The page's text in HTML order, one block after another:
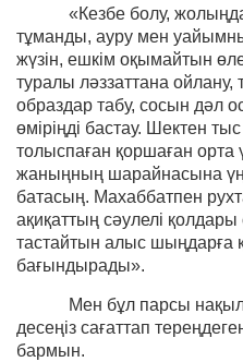
«Кезбе болу,
тұманды, ауру мен
жүзін, ешкім оқымайтын
туралы ләззаттана ойлану,
образдар табу, сосын дәл
өміріңді бастау. Шектен
толыспаған қоршаған орта
жаныңның шарайнасына
батасың. Махаббатпен
ақиқаттың сәулелі
тастайтын алыс шыңдарға
бағындырады».
Мен бұл парсы
десеңіз сағаттап
бармын.